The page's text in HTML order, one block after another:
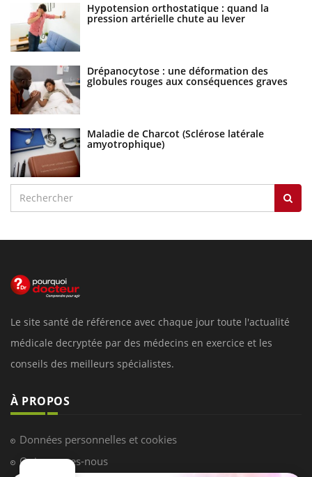
Hypotension orthostatique : quand la
pression artérielle chute au lever
Drépanocytose : une déformation des
globules rouges aux conséquences graves
Maladie de Charcot (Sclérose latérale
amyotrophique)
Le site santé de référence avec chaque jour toute l'actualité
médicale decryptée par des médecins en exercice et les
conseils des meilleurs spécialistes.
À PROPOS
Données personnelles et cookies
Qui sommes-nous